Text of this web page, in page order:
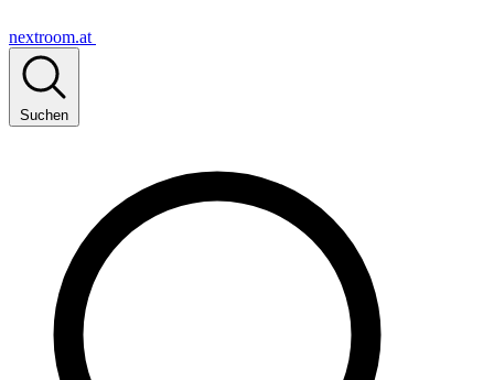
nextroom.at
Suchen